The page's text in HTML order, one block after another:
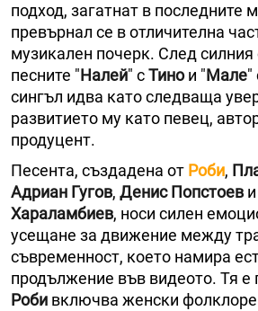
подход, загатнат в последните
превърнал се в отличителна
музикален почерк. След силния
песните "Налей" сТинои "Мале"
сингъл идва като следваща
развитието му като певец,
продуцент.
Песента, създадена от Роби,
Адриан Гугов, Денис Попстоев и
Хараламбиев, носи силен
усещане за движение между
съвременност, което намира
продължение във видеото. Тя е
Роби включва женски